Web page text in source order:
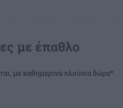
με έπαθλο
με καθημερινά πλούσια δώρα*